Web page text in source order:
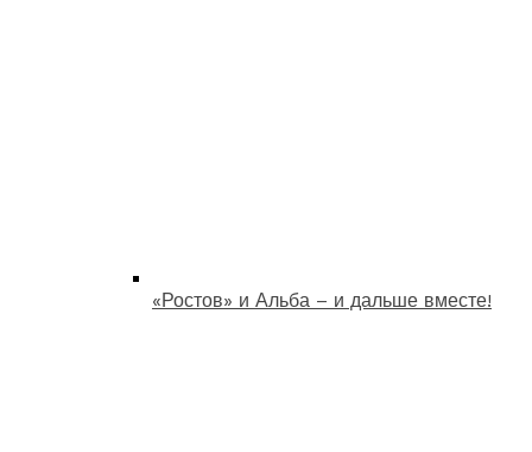
«Ростов» и Альба – и дальше вместе!